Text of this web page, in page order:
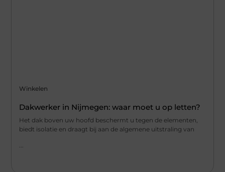
Winkelen
Dakwerker in Nijmegen: waar moet u op letten?
Het dak boven uw hoofd beschermt u tegen de elementen,
biedt isolatie en draagt bij aan de algemene uitstraling van
...